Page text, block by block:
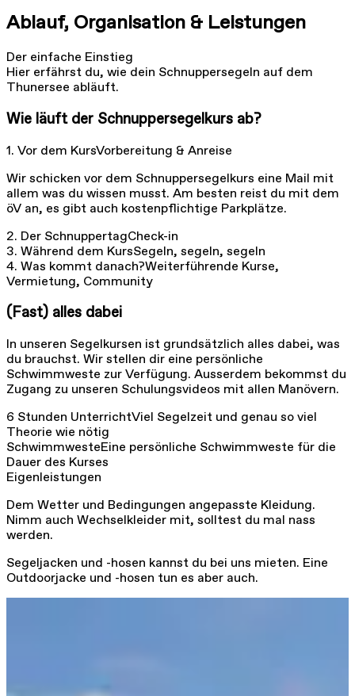
Ablauf, Organisation & Leistungen
Der einfache Einstieg
Hier erfährst du, wie dein Schnuppersegeln auf dem
Thunersee abläuft.
Wie läuft der Schnuppersegelkurs ab?
1. Vor dem KursVorbereitung & Anreise
Wir schicken vor dem Schnuppersegelkurs eine Mail mit
allem was du wissen musst. Am besten reist du mit dem
öV an, es gibt auch kostenpflichtige Parkplätze.
2. Der SchnuppertagCheck-in
3. Während dem KursSegeln, segeln, segeln
4. Was kommt danach?Weiterführende Kurse,
Vermietung, Community
(Fast) alles dabei
In unseren Segelkursen ist grundsätzlich alles dabei, was
du brauchst. Wir stellen dir eine persönliche
Schwimmweste zur Verfügung. Ausserdem bekommst du
Zugang zu unseren Schulungsvideos mit allen Manövern.
6 Stunden UnterrichtViel Segelzeit und genau so viel
Theorie wie nötig
SchwimmwesteEine persönliche Schwimmweste für die
Dauer des Kurses
Eigenleistungen
Dem Wetter und Bedingungen angepasste Kleidung.
Nimm auch Wechselkleider mit, solltest du mal nass
werden.
Segeljacken und -hosen kannst du bei uns mieten. Eine
Outdoorjacke und -hosen tun es aber auch.